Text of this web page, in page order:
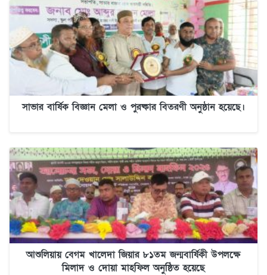
সাভার বার্ষিক বিজ্ঞান মেলা ও পুরষ্কার বিতরণী অনুষ্ঠান হয়েছে।
আশুলিয়ায় বেগম খালেদা জিয়ার ৮১তম জন্মবার্ষিকী উপলক্ষে
মিলাদ ও দোয়া মাহফিল অনুষ্ঠিত হয়েছে